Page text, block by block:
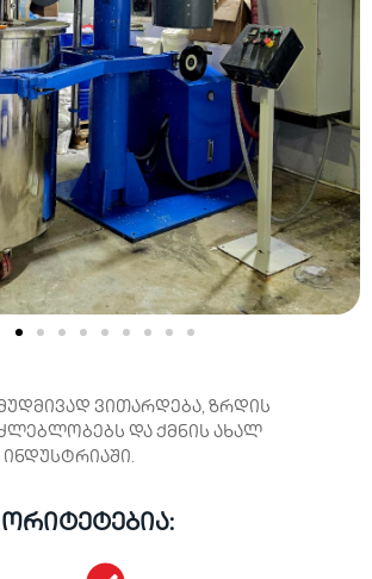
მუდმივად ვითარდება, ზრდის
და ქმნის ახალ